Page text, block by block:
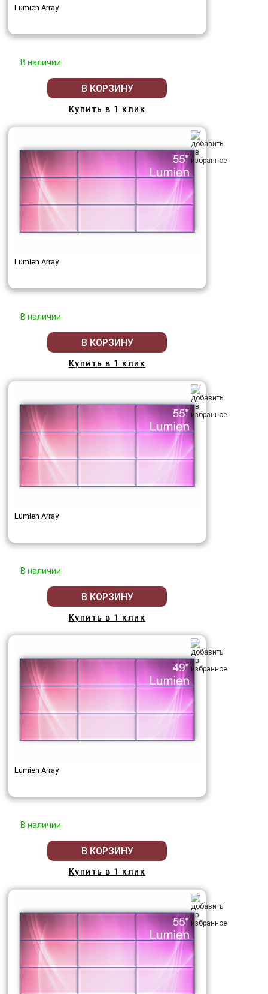
Lumien Array
В наличии
В КОРЗИНУ
Купить в 1 клик
Lumien Array
В наличии
В КОРЗИНУ
Купить в 1 клик
Lumien Array
В наличии
В КОРЗИНУ
Купить в 1 клик
Lumien Array
В наличии
В КОРЗИНУ
Купить в 1 клик